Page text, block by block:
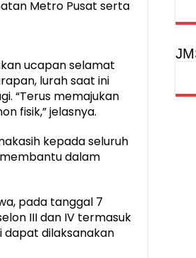
Metro Pusat serta
ucapan selamat
lurah saat ini
“Terus memajukan
fisik,” jelasnya.
kepada seluruh
dalam
pada tanggal 7
III dan IV termasuk
dapat dilaksanakan